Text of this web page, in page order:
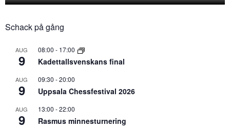
Schack på gång
AUG
9
08:00 - 17:00
Kadettallsvenskans final
AUG
9
09:30 -20:00
Uppsala Chessfestival 2026
AUG
9
13:00 -22:00
Rasmus minnesturnering